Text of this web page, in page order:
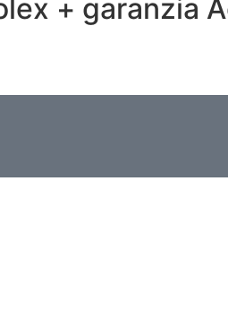
+ garanzia